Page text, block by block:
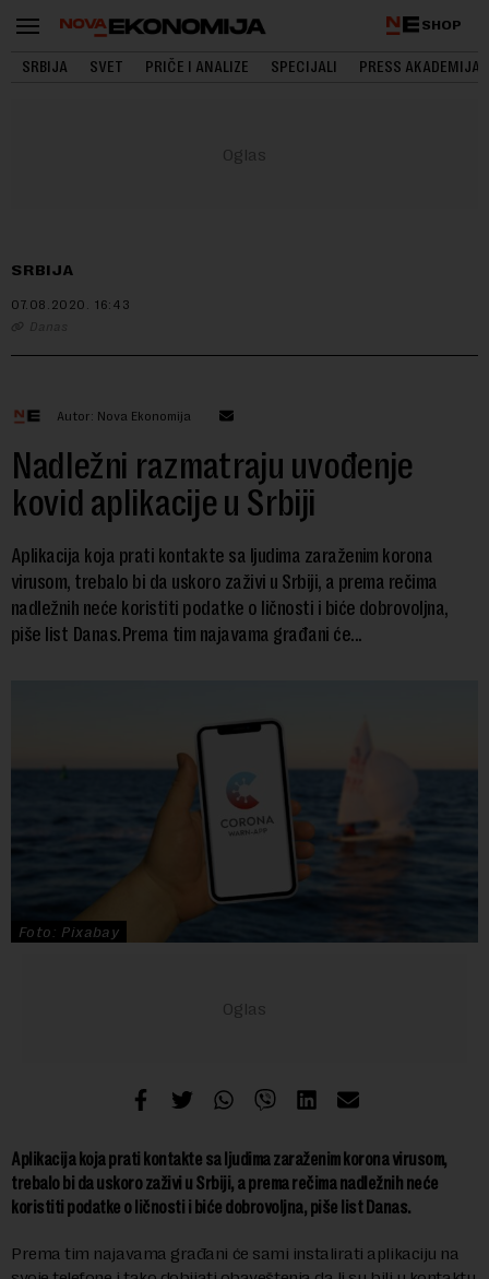
SHOP
SRBIJA SVET PRIČE I ANALIZE SPECIJALI PRESS AKADEMIJA
SRBIJA
07.08.2020. 16:43
Danas
Autor: Nova Ekonomija
Nadležni razmatraju uvođenje
kovid aplikacije u Srbiji
Aplikacija koja prati kontakte sa ljudima zaraženim korona
virusom, trebalo bi da uskoro zaživi u Srbiji, a prema rečima
nadležnih neće koristiti podatke o ličnosti i biće dobrovoljna,
piše list Danas.Prema tim najavama građani će...
Foto: Pixabay
Aplikacija koja prati kontakte sa ljudima zaraženim korona virusom,
trebalo bi da uskoro zaživi u Srbiji, a prema rečima nadležnih neće
koristiti podatke o ličnosti i biće dobrovoljna, piše list Danas.
Prema tim najavama građani će sami instalirati aplikaciju na